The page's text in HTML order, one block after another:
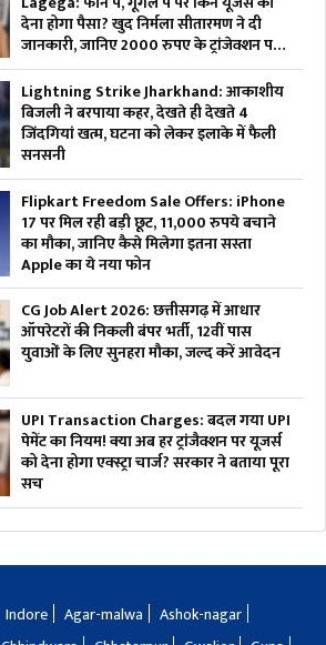
देना होगा पैसा? खुद निर्मला सीतारमण ने दी
जानकारी, जानिए 2000 रुपए के ट्रांजेक्शन पर
कितना भुगतान करना होगा
Lightning Strike Jharkhand: आकाशीय
बिजली ने बरपाया कहर, देखते ही देखते 4
जिंदगियां खत्म, घटना को लेकर इलाके में फैली
सनसनी
Flipkart Freedom Sale Offers: iPhone
17 पर मिल रही बड़ी छूट, 11,000 रुपये बचाने
का मौका, जानिए कैसे मिलेगा इतना सस्ता
Apple का ये नया फोन
CG Job Alert 2026: छत्तीसगढ़ में आधार
ऑपरेटरों की निकली बंपर भर्ती, 12वीं पास
युवाओं के लिए सुनहरा मौका, जल्द करें आवेदन
UPI Transaction Charges: बदल गया UPI
पेमेंट का नियम! क्या अब हर ट्रांजैक्शन पर यूजर्स
को देना होगा एक्स्ट्रा चार्ज? सरकार ने बताया पूरा
सच
Indore Agar-malwa
Ashok-nagar